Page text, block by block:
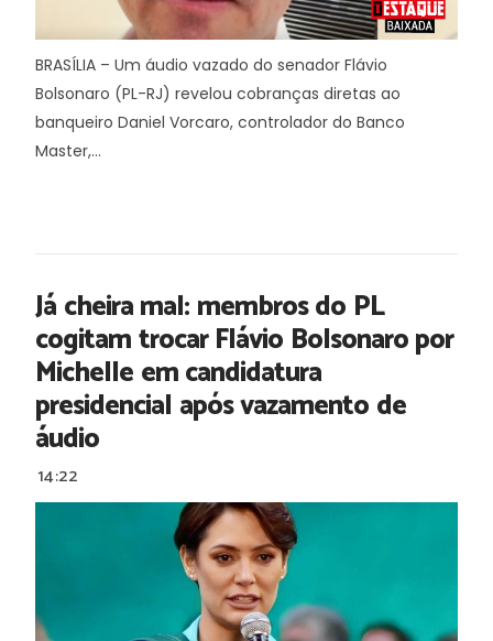
BRASÍLIA – Um áudio vazado do senador Flávio
Bolsonaro (PL-RJ) revelou cobranças diretas ao
banqueiro Daniel Vorcaro, controlador do Banco
Master,...
Já cheira mal: membros do PL
cogitam trocar Flávio Bolsonaro por
Michelle em candidatura
presidencial após vazamento de
áudio
14:22